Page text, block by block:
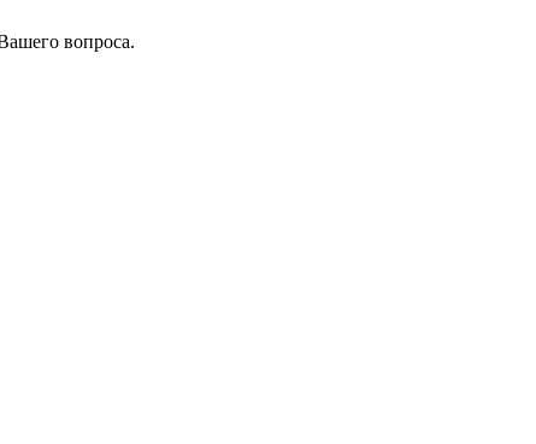
вопроса.